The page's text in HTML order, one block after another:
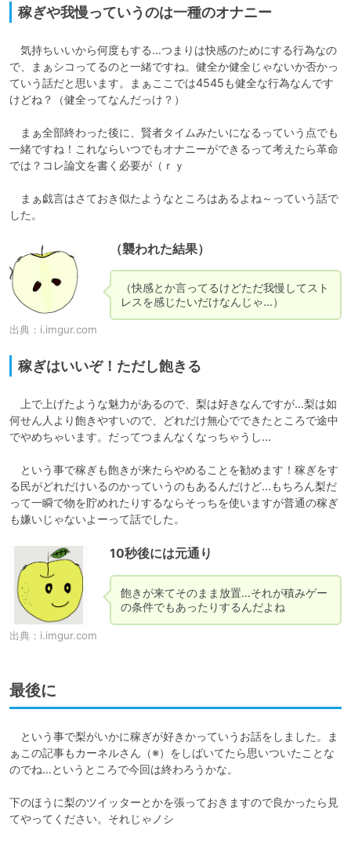
稼ぎや我慢っていうのは一種のオナニー
気持ちいいから何度もする…つまりは快感のためにする行為なの
で、まぁシコってるのと一緒ですね。健全か健全じゃないか否かっ
ていう話だと思います。まぁここでは4545も健全な行為なんです
けどね？（健全ってなんだっけ？）
まぁ全部終わった後に、賢者タイムみたいになるっていう点でも
一緒ですね！これならいつでもオナニーができるって考えたら革命
では？コレ論文を書く必要が（ｒｙ
まぁ戯言はさておき似たようなところはあるよね～っていう話で
した。
出典： i.imgur.com
（襲われた結果）
（快感とか言ってるけどただ我慢してスト
レスを感じたいだけなんじゃ…）
稼ぎはいいぞ！ただし飽きる
上で上げたような魅力があるので、梨は好きなんですが…梨は如
何せん人より飽きやすいので、どれだけ無心でできたところで途中
でやめちゃいます。だってつまんなくなっちゃうし…
という事で稼ぎも飽きが来たらやめることを勧めます！稼ぎをす
る民がどれだけいるのかっていうのもあるんだけど…もちろん梨だ
って一瞬で物を貯めれたりするならそっちを使いますが普通の稼ぎ
も嫌いじゃないよーって話でした。
出典： i.imgur.com
10秒後には元通り
飽きが来てそのまま放置…それが積みゲー
の条件でもあったりするんだよね
最後に
という事で梨がいかに稼ぎが好きかっていうお話をしました。ま
ぁこの記事もカーネルさん（※）をしばいてたら思いついたことな
のでね…というところで今回は終わろうかな。
下のほうに梨のツイッターとかを張っておきますので良かったら見
てやってください。それじゃノシ